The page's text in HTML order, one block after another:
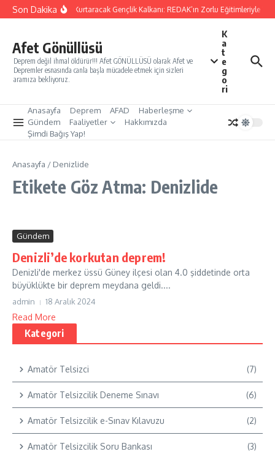
İçeriğe atla
Son DakikaYarınları Kurtaracak Gençlik Kalkanı: REDAK’ın Zorlu Eğitimleriyle
Afet Gönüllüsü
Deprem değil ihmal öldürür!!! Afet GÖNÜLLÜSÜ olarak Afet ve
Depremler esnasında canla başla mücadele etmek için sizleri
aramıza bekliyoruz.
K
a
t
e
g
o
ri
Anasayfa Deprem AFAD
Haberleşme
Gündem
Faaliyetler
Hakkımızda
Şimdi Bağış Yap!
Anasayfa / Denizlide
Etikete Göz Atma: Denizlide
Gündem
Denizli’de korkutan deprem!
Denizli'de merkez üssü Güney ilçesi olan 4.0 şiddetinde orta
büyüklükte bir deprem meydana geldi....
admin 18 Aralık 2024
Read More
Kategori
Amatör Telsizci (7)
Amatör Telsizcilik Deneme Sınavı (6)
Amatör Telsizcilik e-Sınav Kılavuzu (2)
Amatör Telsizcilik Soru Bankası (3)